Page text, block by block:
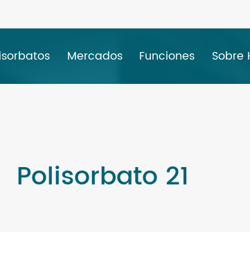
Mercados Funciones Sobre
Polisorbato 21